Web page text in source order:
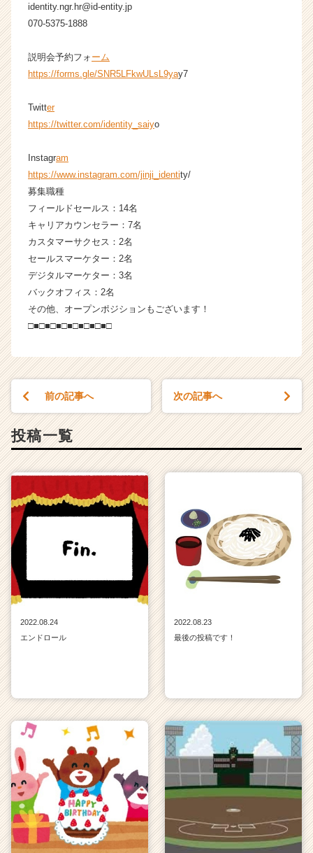
r）
identity.ngr.hr@id-entity.jp
070-5375-1888
説明会予約フォ ーム
https://forms.gle/SNR5LFkwULsL9yay7
Twitter
https://twitter.com/identity_saiyo
Instagram
https://www.instagram.com/jinji_identity/
募集職種
フィールドセールス：14名
キャリアカウンセラー：7名
カスタマーサクセス：2名
セールスマーケター：2名
デジタルマーケター：3名
バックオフィス：2名
その他、オープンポジションもございます！
□■□■□■□■□■□■□■□
前の記事へ 次の記事へ
投稿一覧
2022.08.24
エンドロール
2022.08.23
最後の投稿です！